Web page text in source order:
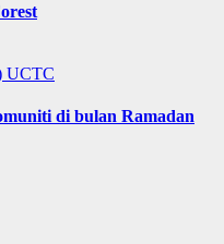
UCTC
di bulan Ramadan